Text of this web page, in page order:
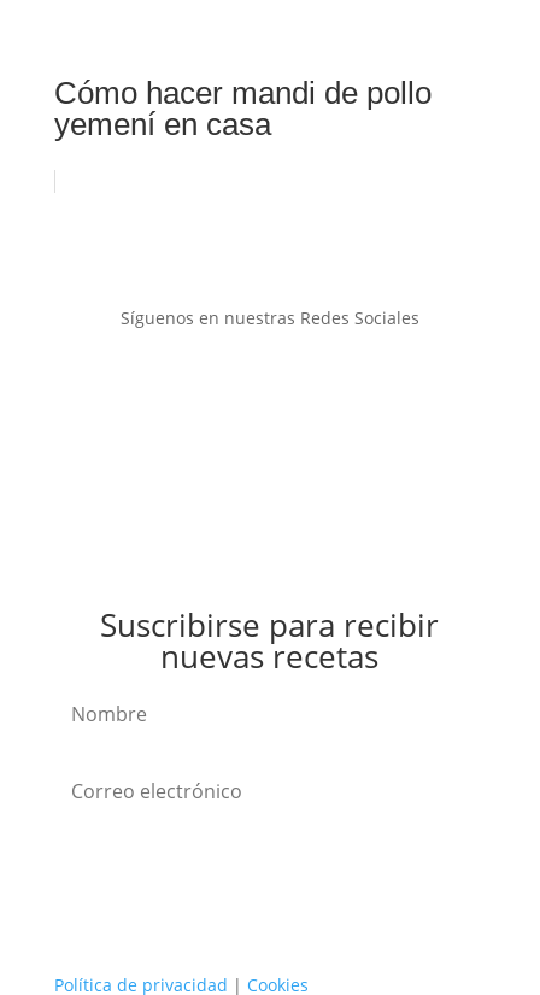
Cómo hacer mandi de pollo
yemení en casa
Síguenos en nuestras Redes Sociales
Suscribirse para recibir
nuevas recetas
Política de privacidad | Cookies